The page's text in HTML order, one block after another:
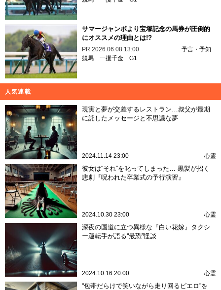
サマージャンボより宝塚記念の馬券が圧倒的
にオススメの理由とは!?
PR 2026.06.08 13:00
予言・予知
競馬 一攫千金 G1
人気連載
現実と夢が交差するレストラン…叔父が最期
に託したメッセージと不思議な夢
2024.11.14 23:00 心霊
彼女は“それ”を叱ってしまった… 黒髪が招く
悲劇『呪われた卒業式の予行演習』
2024.10.30 23:00 心霊
深夜の国道に立つ異様な『白い花嫁』タクシ
ー運転手が語る“最恐”怪談
2024.10.16 20:00 心霊
“包帯だらけで笑いながら走り回るピエロ”を